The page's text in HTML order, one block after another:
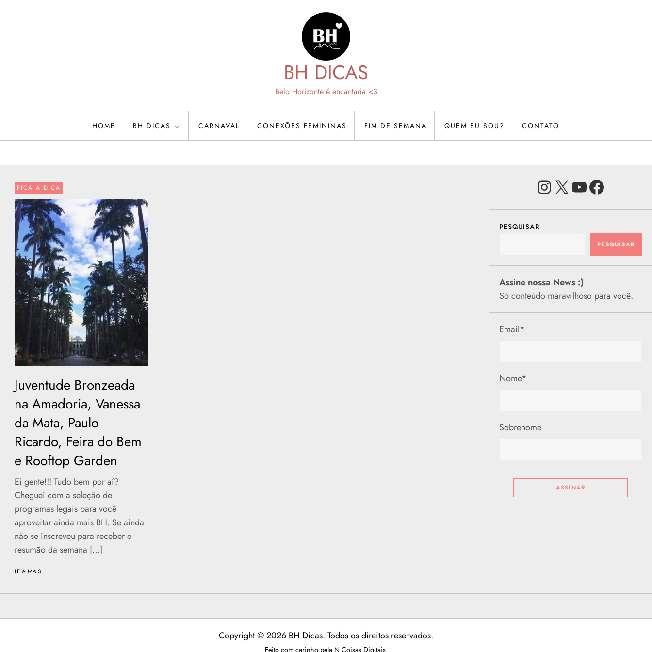
BH DICAS
Belo Horizonte é encantada <3
HOME BH DICAS CARNAVAL CONEXÕES FEMININAS FIM DE SEMANA QUEM EU SOU? CONTATO
FICA A DICA
Juventude Bronzeada
na Amadoria, Vanessa
da Mata, Paulo
Ricardo, Feira do Bem
e Rooftop Garden
Ei gente!!! Tudo bem por aí?
Cheguei com a seleção de
programas legais para você
aproveitar ainda mais BH. Se ainda
não se inscreveu para receber o
resumão da semana […]
LEIA MAIS
Instagram
X Youtube
PESQUISAR
PESQUISAR
Assine nossa News :)
Só conteúdo maravilhoso para você.
Email*
Nome*
Sobrenome
Copyright © 2026 BH Dicas. Todos os direitos reservados.
Feito com carinho pela N Coisas Digitais.